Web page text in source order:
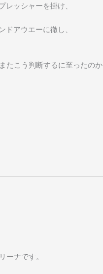
ッシャーを掛け、
アウエーに徹し、
たこう判断するに至ったの
ーナです。